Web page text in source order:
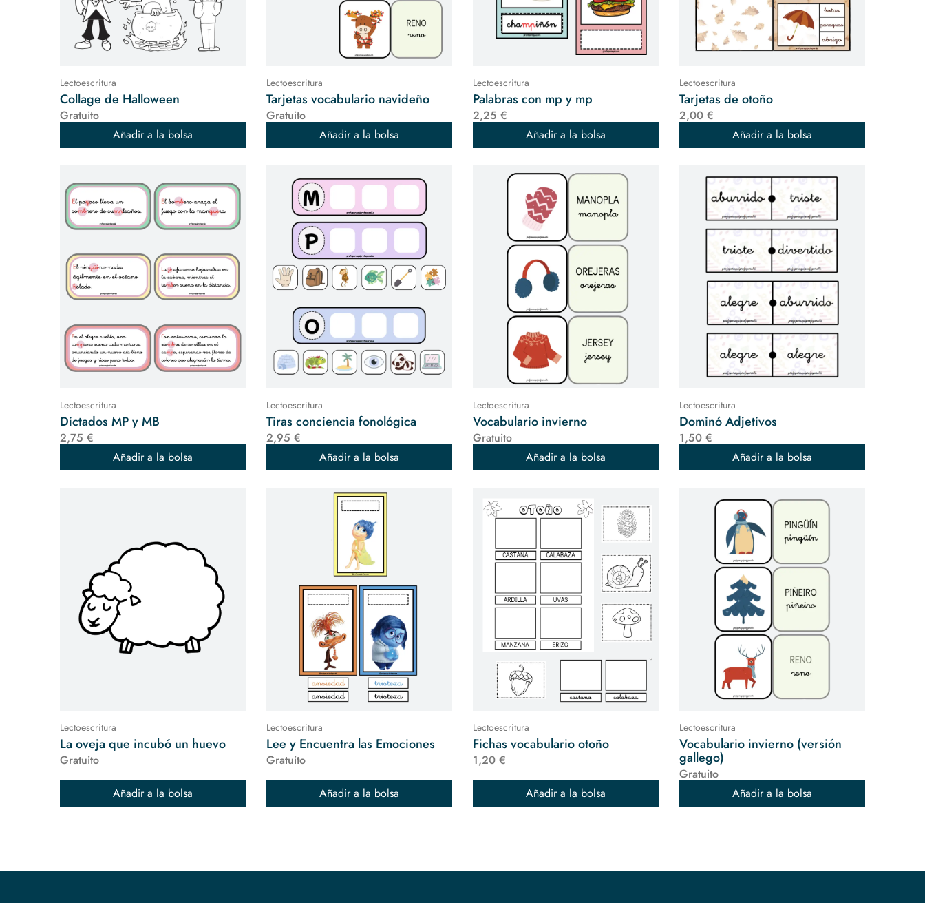
Lectoescritura
Collage de Halloween
Gratuito
Añadir a la bolsa
Lectoescritura
Tarjetas vocabulario navideño
Gratuito
Añadir a la bolsa
Lectoescritura
Palabras con mp y mp
2,25 €
Añadir a la bolsa
Lectoescritura
Tarjetas de otoño
2,00 €
Añadir a la bolsa
Lectoescritura
Dictados MP y MB
2,75 €
Añadir a la bolsa
Lectoescritura
Tiras conciencia fonológica
2,95 €
Añadir a la bolsa
Lectoescritura
Vocabulario invierno
Gratuito
Añadir a la bolsa
Lectoescritura
Dominó Adjetivos
1,50 €
Añadir a la bolsa
Lectoescritura
La oveja que incubó un huevo
Gratuito
Añadir a la bolsa
Lectoescritura
Lee y Encuentra las Emociones
Gratuito
Añadir a la bolsa
Lectoescritura
Fichas vocabulario otoño
1,20 €
Añadir a la bolsa
Lectoescritura
Vocabulario invierno (versión
gallego)
Gratuito
Añadir a la bolsa